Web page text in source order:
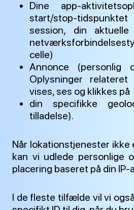
Dine app-
start/stop-
session, din
celle)
Annonce (personlig
Oplysninger
vises, ses og klikkes på
din specifikke
tilladelse).
Når lokationstjenester
kan vi udlede personlige
placering baseret på din IP-
I de fleste tilfælde vil vi